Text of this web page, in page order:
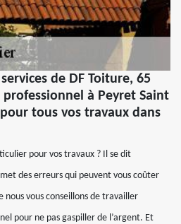
de DF Toiture, 65
à Peyret Saint
tous vos travaux dans
pour vos travaux ? Il se dit
des erreurs qui peuvent vous coûter
nous vous conseillons de travailler
pour ne pas gaspiller de l’argent. Et